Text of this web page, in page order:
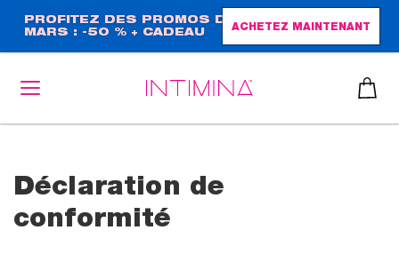
contenu
principal
PROFITEZ DES PROMOS DE
MARS : -50 % + CADEAU
ACHETEZ MAINTENANT
Déclaration de
conformité